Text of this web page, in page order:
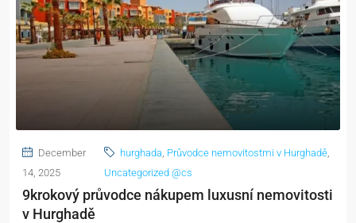
December
14, 2025
hurghada, Průvodce nemovitostmi v Hurghadě,
Uncategorized @cs
9krokový průvodce nákupem luxusní nemovitosti
v Hurghadě